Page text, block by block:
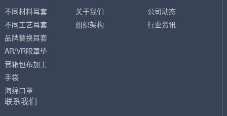
不同材料耳套
不同工艺耳套
品牌替换耳套
AR/VR眼罩垫
音箱包布加工
手袋
海绵口罩
关于我们
组织架构
公司动态
行业资讯
联系我们